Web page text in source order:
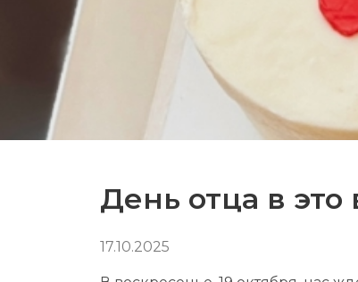
День отца в это
17.10.2025